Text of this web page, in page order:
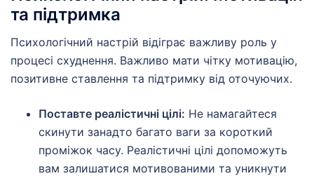
та підтримка
Психологічний настрій відіграє важливу роль у
процесі схуднення. Важливо мати чітку мотивацію,
позитивне ставлення та підтримку від оточуючих.
Поставте реалістичні цілі: Не намагайтеся
скинути занадто багато ваги за короткий
проміжок часу. Реалістичні цілі допоможуть
вам залишатися мотивованими та уникнути